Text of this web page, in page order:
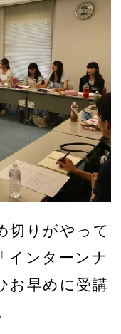
切りがやって
インターンナ
お早めに受講